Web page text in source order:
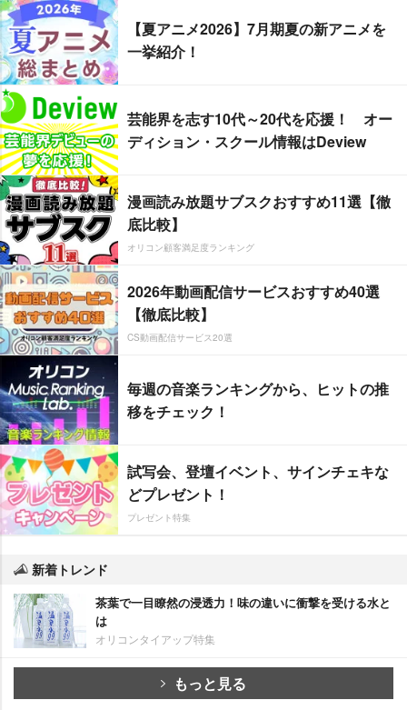
【夏アニメ2026】7月期夏の新アニメを
一挙紹介！
芸能界を志す10代～20代を応援！ オー
ディション・スクール情報はDeview
漫画読み放題サブスクおすすめ11選【徹
底比較】
オリコン顧客満足度ランキング
2026年動画配信サービスおすすめ40選
【徹底比較】
CS動画配信サービス20選
毎週の音楽ランキングから、ヒットの推
移をチェック！
試写会、登壇イベント、サインチェキな
どプレゼント！
プレゼント特集
新着トレンド
茶葉で一目瞭然の浸透力！味の違いに衝撃を受ける水と
は
オリコンタイアップ特集
もっと見る